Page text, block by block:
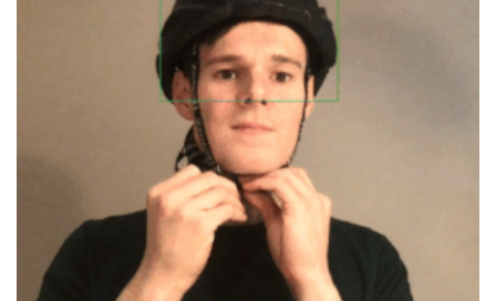
                            "BoundingBox": {
"Width":
"Height":
"Left":
"Top":
                            },
"Confidence":
                            "Type": "HEAD_COVER",
                            "CoversBodyPart": {
"Confidence":
                                "Value": true
                            }
                        }